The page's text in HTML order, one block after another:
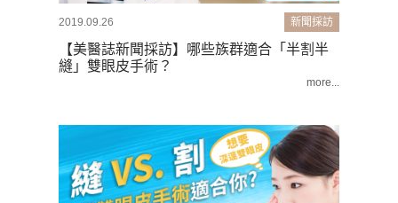
新聞採訪
2019.09.26
【美醫誌新聞採訪】哪些族群適合「半割半
縫」雙眼皮手術？
more...